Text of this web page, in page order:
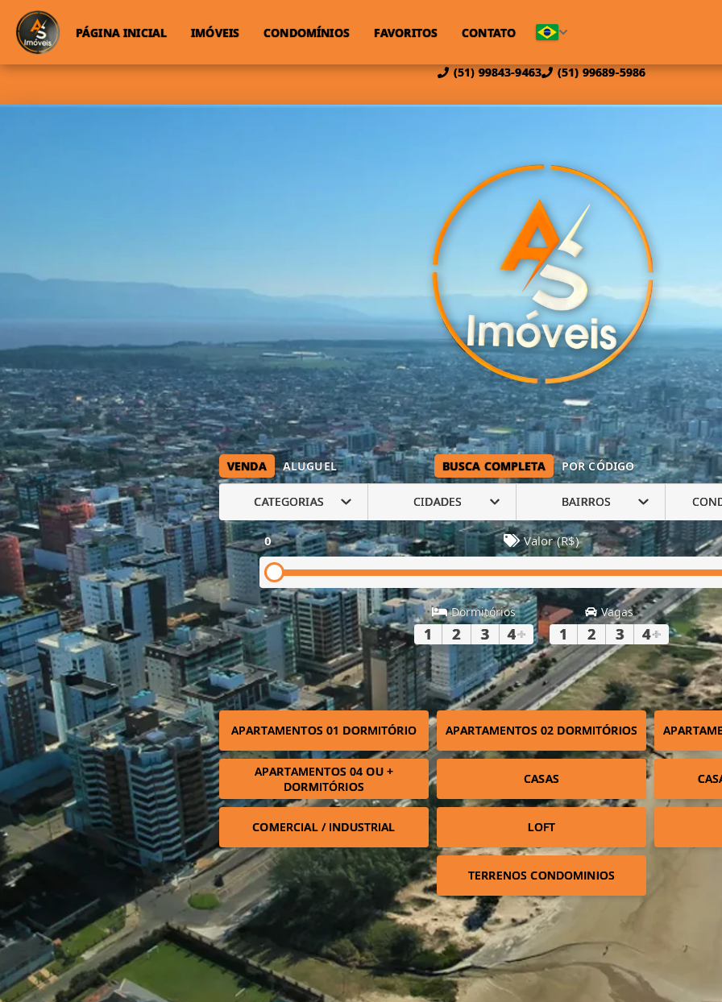
(51) 99843-9463 (51) 99689-5986
PÁGINA INICIAL IMÓVEIS CONDOMÍNIOS FAVORITOS CONTATO
VENDA ALUGUEL BUSCA COMPLETA POR CÓDIGO
CATEGORIAS CIDADES BAIRROS
0 Valor (R$)
Dormitórios
1 2 3 4+
Vagas
1 2 3 4+
APARTAMENTOS 01 DORMITÓRIO APARTAMENTOS 02 DORMITÓRIOS
APARTAMENTOS 04 OU +
DORMITÓRIOS
CASAS
COMERCIAL / INDUSTRIAL LOFT
TERRENOS CONDOMINIOS